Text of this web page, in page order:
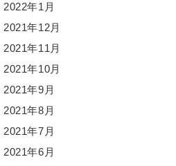
2022年1月
2021年12月
2021年11月
2021年10月
2021年9月
2021年8月
2021年7月
2021年6月